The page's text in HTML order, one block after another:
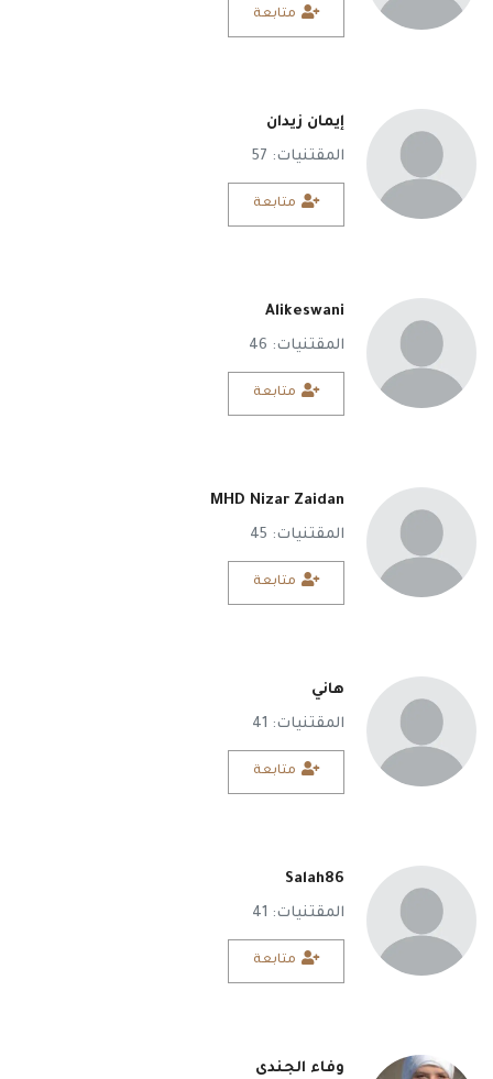
متابعة
إيمان زيدان
المقتنيات: 57
متابعة
Alikeswani
المقتنيات: 46
متابعة
MHD Nizar Zaidan
المقتنيات: 45
متابعة
هاني
المقتنيات: 41
متابعة
Salah86
المقتنيات: 41
متابعة
وفاء الجندى